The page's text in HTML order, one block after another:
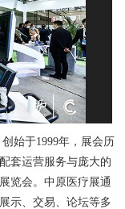
始于1999年，展会历
套运营服务与庞大的
览会。中原医疗展通
示、交易、论坛等多